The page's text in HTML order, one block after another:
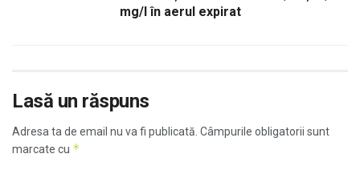
mg/l în aerul expirat
Lasă un răspuns
Adresa ta de email nu va fi publicată. Câmpurile obligatorii sunt
marcate cu *